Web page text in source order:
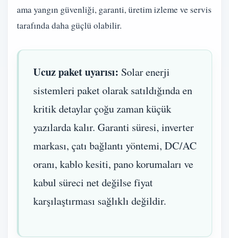
ama yangın güvenliği, garanti, üretim izleme ve servis
tarafında daha güçlü olabilir.
Ucuz paket uyarısı: Solar enerji
sistemleri paket olarak satıldığında en
kritik detaylar çoğu zaman küçük
yazılarda kalır. Garanti süresi, inverter
markası, çatı bağlantı yöntemi, DC/AC
oranı, kablo kesiti, pano korumaları ve
kabul süreci net değilse fiyat
karşılaştırması sağlıklı değildir.